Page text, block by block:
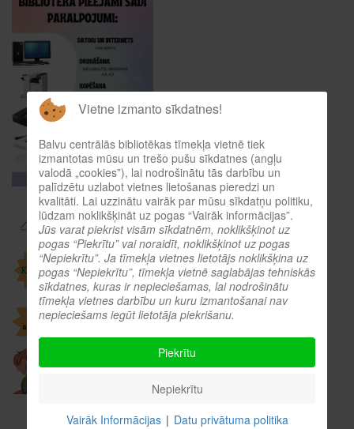
Vietne izmanto sīkdatnes!
Balvu centrālās bibliotēkas tīmekļa vietnē tiek
izmantotas mūsu un trešo pušu sīkdatnes (angļu
valodā „cookies”), lai nodrošinātu tās darbību un
palīdzētu uzlabot vietnes lietošanas pieredzi un
kvalitāti. Lai uzzinātu vairāk par mūsu sīkdatņu politiku,
lūdzam noklikšķināt uz pogas “Vairāk informācijas”.
Jūs varat piekrist visām sīkdatnēm, noklikšķinot uz
pogas “Piekrītu” vai noraidīt, noklikšķinot uz pogas
“Nepiekrītu”. Ja tīmekļa vietnes lietotājs noklikšķina uz
pogas “Nepiekrītu”, tīmekļa vietnē saglabājas tehniskās
sīkdatnes, kuras ir nepieciešamas, lai nodrošinātu
tīmekļa vietnes darbību un kuru izmantošanai nav
nepieciešams iegūt lietotāja piekrišanu.
Piekrītu
Nepiekrītu
Vairāk Informācijas | Datu privātuma politika